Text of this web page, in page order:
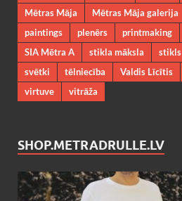
Mētras Māja
Mētras Māja galerija
paintings
plenērs printmaking
SIA Mētra A
stikla māksla stikls
svētki
tēlniecība Valdis Līcītis
virtuve
vitrāža
SHOP.METRADRULLE.LV